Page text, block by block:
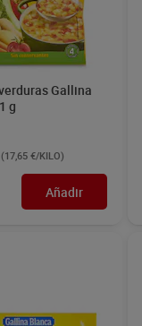
Gallina
g
(17,65 €/KILO)
Añadir